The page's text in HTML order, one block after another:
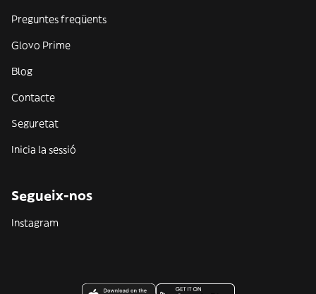
Preguntes freqüents
Glovo Prime
Blog
Contacte
Seguretat
Inicia la sessió
Segueix-nos
Instagram